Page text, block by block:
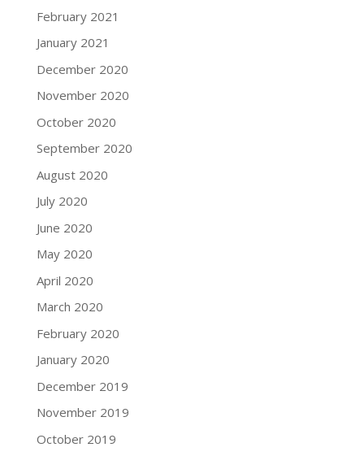
February 2021
January 2021
December 2020
November 2020
October 2020
September 2020
August 2020
July 2020
June 2020
May 2020
April 2020
March 2020
February 2020
January 2020
December 2019
November 2019
October 2019